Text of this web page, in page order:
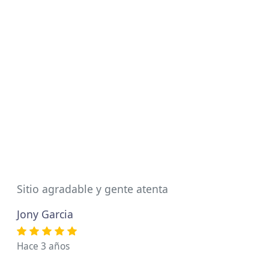
Sitio agradable y gente atenta
Jony Garcia
Hace 3 años